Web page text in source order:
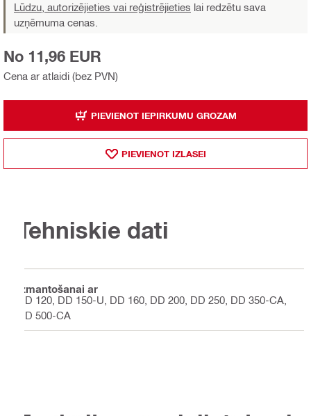
Lūdzu, autorizējieties vai reģistrējieties lai redzētu sava
uzņēmuma cenas.
Cena ar atlaidi (bez PVN)
No 11,96 EUR
PIEVIENOT IEPIRKUMU GROZAM
PIEVIENOT IZLASEI
Tehniskie dati
Izmantošanai ar
DD 120, DD 150-U, DD 160, DD 200, DD 250, DD 350-CA,
DD 500-CA